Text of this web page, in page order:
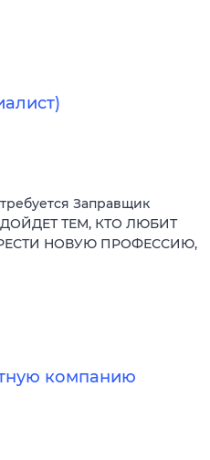
Заправщик
ТЕМ, КТО ЛЮБИТ
НОВУЮ ПРОФЕССИЮ,
компанию